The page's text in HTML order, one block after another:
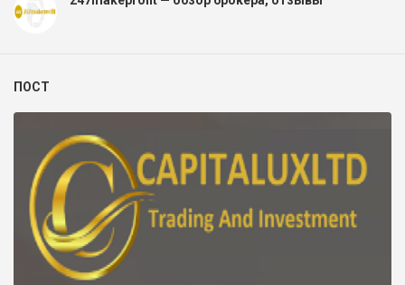
ПОСТ